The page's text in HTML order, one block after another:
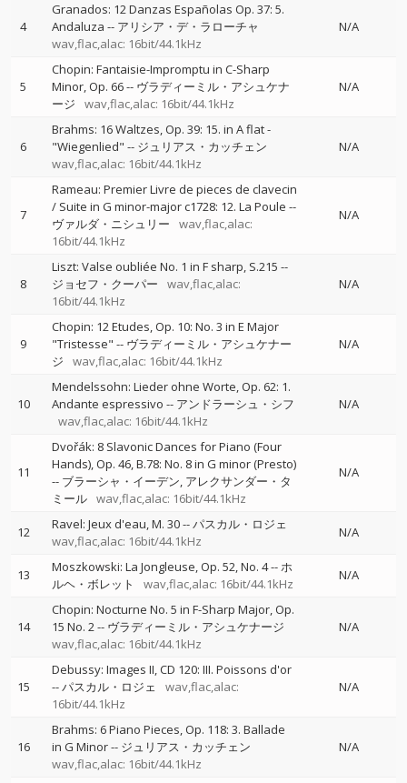
4
Granados: 12 Danzas Españolas Op. 37: 5.
Andaluza -- アリシア・デ・ラローチャ
wav,flac,alac: 16bit/44.1kHz
N/A
5
Chopin: Fantaisie-Impromptu in C-Sharp
Minor, Op. 66-- ヴラディーミル・アシュケナ
ージ
wav,flac,alac: 16bit/44.1kHz
N/A
6
Brahms: 16 Waltzes, Op. 39: 15. in A flat -
"Wiegenlied" -- ジュリアス・カッチェン
wav,flac,alac: 16bit/44.1kHz
N/A
7
Rameau: Premier Livre de pieces de clavecin
/ Suite in G minor-major c1728: 12. La Poule --
ヴァルダ・ニシュリー
wav,flac,alac:
16bit/44.1kHz
N/A
8
Liszt: Valse oubliée No. 1 in F sharp, S.215 --
ジョセフ・クーパー
wav,flac,alac:
16bit/44.1kHz
N/A
9
Chopin: 12 Etudes, Op. 10: No. 3 in E Major
"Tristesse" -- ヴラディーミル・アシュケナー
ジ
wav,flac,alac: 16bit/44.1kHz
N/A
10
Mendelssohn: Lieder ohne Worte, Op. 62: 1.
Andante espressivo -- アンドラーシュ・シフ
wav,flac,alac: 16bit/44.1kHz
N/A
11
Dvořák: 8 Slavonic Dances for Piano (Four
Hands), Op. 46, B.78: No. 8 in G minor (Presto)
-- ブラーシャ・イーデン アレクサンダー・タ
ミール wav,flac,alac: 16bit/44.1kHz
N/A
12 Ravel: Jeux d'eau, M. 30--パスカル・ロジェ
wav,flac,alac: 16bit/44.1kHz
N/A
13 Moszkowski: La Jongleuse, Op. 52, No. 4--ホ
ルヘ・ボレット
wav,flac,alac: 16bit/44.1kHz
N/A
14
Chopin: Nocturne No. 5 in F-Sharp Major, Op.
15 No. 2-- ヴラディーミル・アシュケナージ
wav,flac,alac: 16bit/44.1kHz
N/A
15
Debussy: Images II, CD 120: III. Poissons d'or
--パスカル・ロジェ
wav,flac,alac:
16bit/44.1kHz
N/A
16
Brahms: 6 Piano Pieces, Op. 118: 3. Ballade
in G Minor-- ジュリアス・カッチェン
wav,flac,alac: 16bit/44.1kHz
N/A